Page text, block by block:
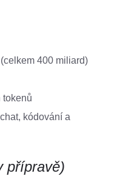
400 miliard)
tokenů
kódování a
přípravě)